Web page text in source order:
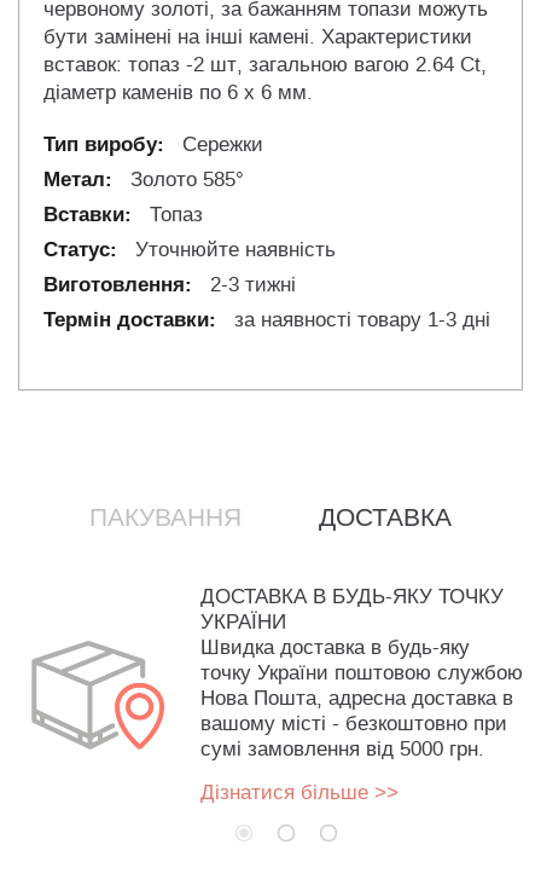
червоному золоті, за бажанням топази можуть
бути замінені на інші камені. Характеристики
вставок: топаз -2 шт, загальною вагою 2.64 Ct,
діаметр каменів по 6 х 6 мм.
Сережки
Золото 585°
Топаз
Уточнюйте наявність
2-3 тижні
за наявності товару 1-3 дні
ПАКУВАННЯ ДОСТАВКА
ДОСТАВКА В БУДЬ-ЯКУ ТОЧКУ
УКРАЇНИ
Швидка доставка в будь-яку
точку України поштовою службою
Нова Пошта, адресна доставка в
вашому місті - безкоштовно при
сумі замовлення від 5000 грн.
Дізнатися більше >>